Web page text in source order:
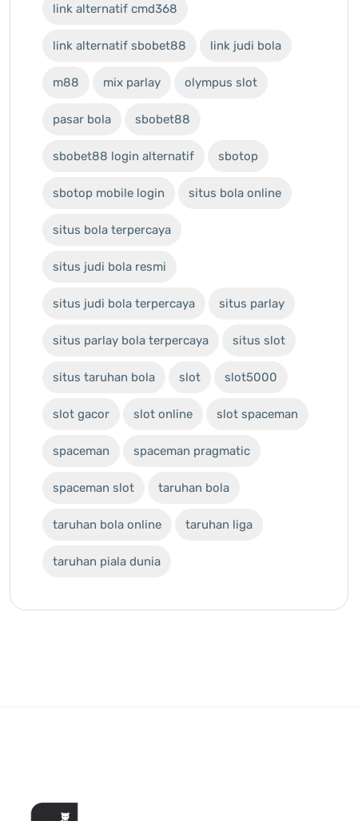
link alternatif cmd368
link alternatif sbobet88 link judi bola
m88 mix parlay olympus slot
pasar bola sbobet88
sbobet88 login alternatif sbotop
sbotop mobile login situs bola online
situs bola terpercaya
situs judi bola resmi
situs judi bola terpercaya situs parlay
situs parlay bola terpercaya situs slot
situs taruhan bola slot slot5000
slot gacor slot online slot spaceman
spaceman spaceman pragmatic
spaceman slot taruhan bola
taruhan bola online taruhan liga
taruhan piala dunia